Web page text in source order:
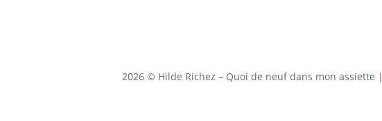
2026 © Hilde Richez – Quoi de neuf dans mon assiette |